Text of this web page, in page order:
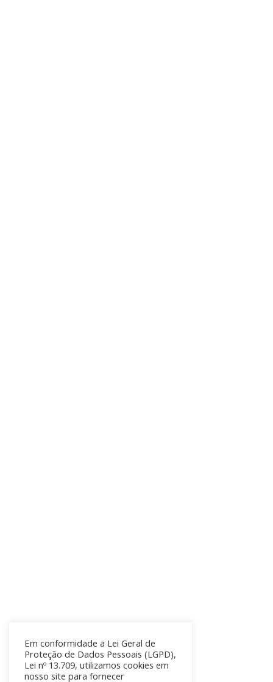
Em conformidade a Lei Geral de
Proteção de Dados Pessoais (LGPD),
Lei nº 13.709, utilizamos cookies em
nosso site para fornecer